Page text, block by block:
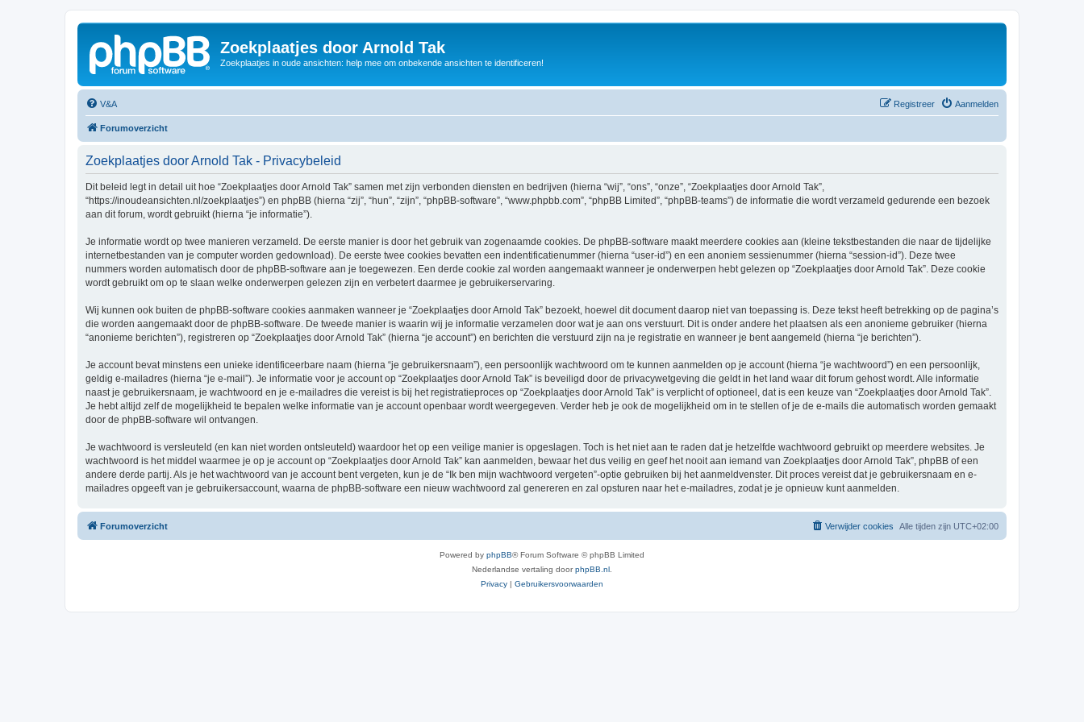
Zoekplaatjes door Arnold Tak
Zoekplaatjes in oude ansichten: help mee om onbekende ansichten te identificeren!
V&A Aanmelden
Registreer
Forumoverzicht
Zoekplaatjes door Arnold Tak - Privacybeleid
Dit beleid legt in detail uit hoe “Zoekplaatjes door Arnold Tak” samen met zijn verbonden diensten en bedrijven (hierna “wij”, “ons”, “onze”, “Zoekplaatjes door Arnold Tak”,
“https://inoudeansichten.nl/zoekplaatjes”) en phpBB (hierna “zij”, “hun”, “zijn”, “phpBB-software”, “www.phpbb.com”, “phpBB Limited”, “phpBB-teams”) de informatie die wordt verzameld gedurende een bezoek
aan dit forum, wordt gebruikt (hierna “je informatie”).
Je informatie wordt op twee manieren verzameld. De eerste manier is door het gebruik van zogenaamde cookies. De phpBB-software maakt meerdere cookies aan (kleine tekstbestanden die naar de tijdelijke
internetbestanden van je computer worden gedownload). De eerste twee cookies bevatten een indentificatienummer (hierna “user-id”) en een anoniem sessienummer (hierna “session-id”). Deze twee
nummers worden automatisch door de phpBB-software aan je toegewezen. Een derde cookie zal worden aangemaakt wanneer je onderwerpen hebt gelezen op “Zoekplaatjes door Arnold Tak”. Deze cookie
wordt gebruikt om op te slaan welke onderwerpen gelezen zijn en verbetert daarmee je gebruikerservaring.
Wij kunnen ook buiten de phpBB-software cookies aanmaken wanneer je “Zoekplaatjes door Arnold Tak” bezoekt, hoewel dit document daarop niet van toepassing is. Deze tekst heeft betrekking op de pagina’s
die worden aangemaakt door de phpBB-software. De tweede manier is waarin wij je informatie verzamelen door wat je aan ons verstuurt. Dit is onder andere het plaatsen als een anonieme gebruiker (hierna
“anonieme berichten”), registreren op “Zoekplaatjes door Arnold Tak” (hierna “je account”) en berichten die verstuurd zijn na je registratie en wanneer je bent aangemeld (hierna “je berichten”).
Je account bevat minstens een unieke identificeerbare naam (hierna “je gebruikersnaam”), een persoonlijk wachtwoord om te kunnen aanmelden op je account (hierna “je wachtwoord”) en een persoonlijk,
geldig e-mailadres (hierna “je e-mail”). Je informatie voor je account op “Zoekplaatjes door Arnold Tak” is beveiligd door de privacywetgeving die geldt in het land waar dit forum gehost wordt. Alle informatie
naast je gebruikersnaam, je wachtwoord en je e-mailadres die vereist is bij het registratieproces op “Zoekplaatjes door Arnold Tak” is verplicht of optioneel, dat is een keuze van “Zoekplaatjes door Arnold Tak”.
Je hebt altijd zelf de mogelijkheid te bepalen welke informatie van je account openbaar wordt weergegeven. Verder heb je ook de mogelijkheid om in te stellen of je de e-mails die automatisch worden gemaakt
door de phpBB-software wil ontvangen.
Je wachtwoord is versleuteld (en kan niet worden ontsleuteld) waardoor het op een veilige manier is opgeslagen. Toch is het niet aan te raden dat je hetzelfde wachtwoord gebruikt op meerdere websites. Je
wachtwoord is het middel waarmee je op je account op “Zoekplaatjes door Arnold Tak” kan aanmelden, bewaar het dus veilig en geef het nooit aan iemand van Zoekplaatjes door Arnold Tak”, phpBB of een
andere derde partij. Als je het wachtwoord van je account bent vergeten, kun je de “Ik ben mijn wachtwoord vergeten”-optie gebruiken bij het aanmeldvenster. Dit proces vereist dat je gebruikersnaam en e-
mailadres opgeeft van je gebruikersaccount, waarna de phpBB-software een nieuw wachtwoord zal genereren en zal opsturen naar het e-mailadres, zodat je je opnieuw kunt aanmelden.
Forumoverzicht Alle tijden zijn UTC+02:00
Verwijder cookies
Powered by phpBB® Forum Software © phpBB Limited
Nederlandse vertaling doorphpBB.nl
Privacy | Gebruikersvoorwaarden